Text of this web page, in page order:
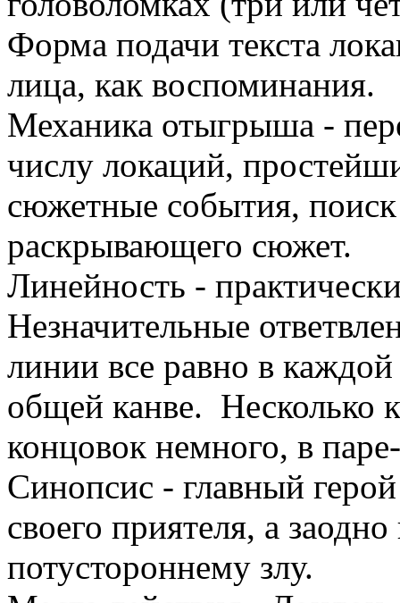
Форма подачи текста
лица, как воспоминания.
Механика отыгрыша -
числу локаций,
сюжетные события,
раскрывающего сюжет.
Линейность -
Незначительные
линии все равно в
общей канве. Несколько
концовок немного, в
Синопсис - главный
своего приятеля, а
потустороннему злу.